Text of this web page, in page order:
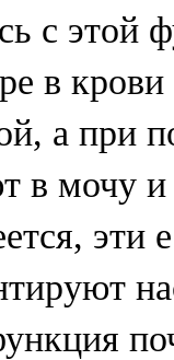
с этой
в крови
а при
в мочу
эти